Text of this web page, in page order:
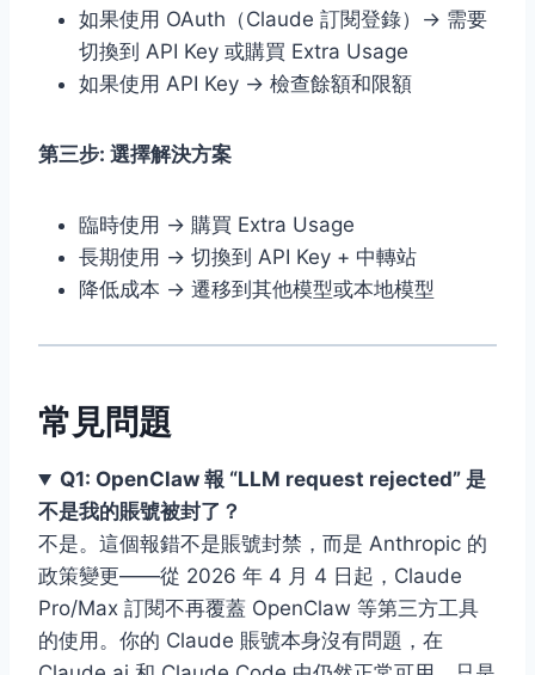
如果使用 OAuth（Claude 訂閱登錄）→ 需要
切換到 API Key 或購買 Extra Usage
如果使用 API Key → 檢查餘額和限額
第三步: 選擇解決方案
臨時使用 → 購買 Extra Usage
長期使用 → 切換到 API Key + 中轉站
降低成本 → 遷移到其他模型或本地模型
常見問題
Q1: OpenClaw 報 “LLM request rejected” 是
不是我的賬號被封了？
不是。這個報錯不是賬號封禁，而是 Anthropic 的
政策變更——從 2026 年 4 月 4 日起，Claude
Pro/Max 訂閱不再覆蓋 OpenClaw 等第三方工具
的使用。你的 Claude 賬號本身沒有問題，在